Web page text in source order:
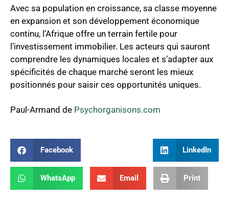
Avec sa population en croissance, sa classe moyenne
en expansion et son développement économique
continu, l’Afrique offre un terrain fertile pour
l’investissement immobilier. Les acteurs qui sauront
comprendre les dynamiques locales et s’adapter aux
spécificités de chaque marché seront les mieux
positionnés pour saisir ces opportunités uniques.
Paul-Armand de Psychorganisons.com
Facebook LinkedIn
WhatsApp Email Print